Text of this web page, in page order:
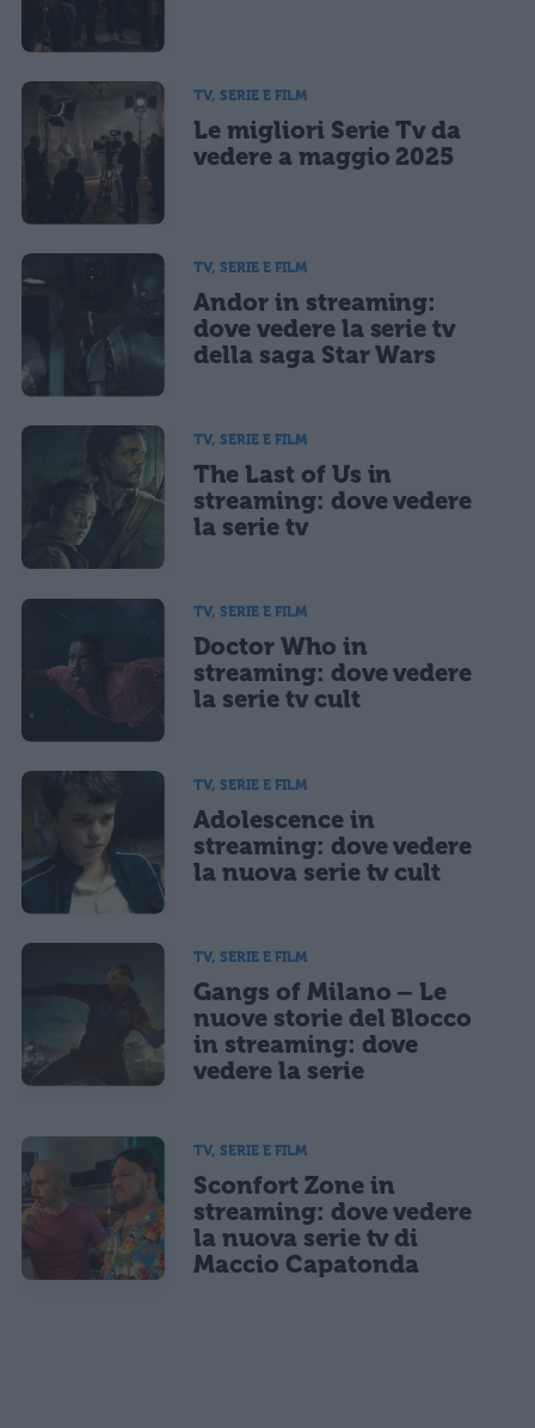
TV, SERIE E FILM
Le migliori Serie Tv da
vedere a maggio 2025
TV, SERIE E FILM
Andor in streaming:
dove vedere la serie tv
della saga Star Wars
TV, SERIE E FILM
The Last of Us in
streaming: dove vedere
la serie tv
TV, SERIE E FILM
Doctor Who in
streaming: dove vedere
la serie tv cult
TV, SERIE E FILM
Adolescence in
streaming: dove vedere
la nuova serie tv cult
TV, SERIE E FILM
Gangs of Milano – Le
nuove storie del Blocco
in streaming: dove
vedere la serie
TV, SERIE E FILM
Sconfort Zone in
streaming: dove vedere
la nuova serie tv di
Maccio Capatonda